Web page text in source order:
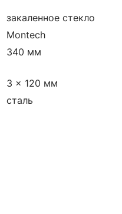
закаленное стекло
Montech
340 мм
3 x 120 мм
сталь